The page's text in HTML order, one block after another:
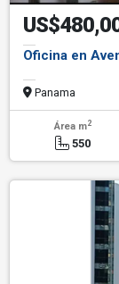
Oficina en
Panama
Área m2
550